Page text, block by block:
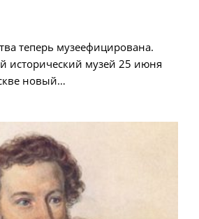
теперь музеефицирована.
исторический музей 25 июня
новый…